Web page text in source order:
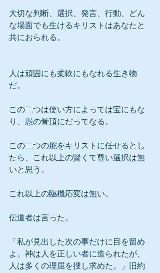
大切な判断、選択、発言、行動、どん
な場面でも生けるキリストはあなたと
共におられる。
人は頑固にも柔軟にもなれる生き物
だ。
この二つは使い方によっては宝にもな
り、愚の骨頂にだってなる。
この二つの舵をキリストに任せるとし
たら、これ以上の賢くて尊い選択は無
いと思う。
これ以上の臨機応変は無い。
伝道者は言った。
「私が見出した次の事だけに目を留め
よ。神は人を正しい者に造られたが、
人は多くの理屈を捜し求めた。」旧約